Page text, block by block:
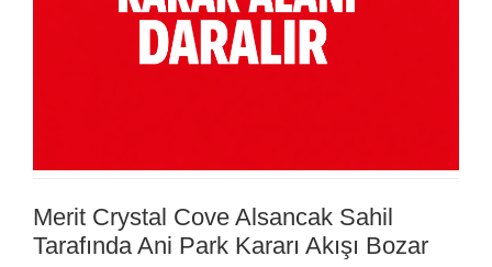
Merit Crystal Cove Alsancak Sahil
Tarafında Ani Park Kararı Akışı Bozar